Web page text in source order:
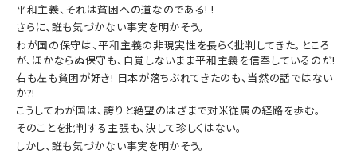
平和主義、それは貧困への道なのである! !
さらに、誰も気づかない事実を明かそう。
わが国の保守は、平和主義の非現実性を長らく批判してきた。ところ
が、ほかならぬ保守も、自覚しないまま平和主義を信奉しているのだ!
右も左も貧困が好き! 日本が落ちぶれてきたのも、当然の話ではない
か?!
こうしてわが国は、誇りと絶望のはざまで対米従属の経路を歩む。
そのことを批判する主張も、決して珍しくはない。
しかし、誰も気づかない事実を明かそう。